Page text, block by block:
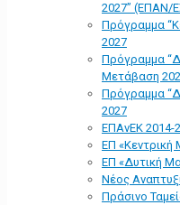
2027” (ΕΠΑΝ/
Πρόγραμμα
2027
Πρόγραμμα
Μετάβαση
Πρόγραμμα
2027
ΕΠΑνΕΚ 2014-
ΕΠ «Kεντρική
ΕΠ «Δυτική
Νέος
Πράσινο